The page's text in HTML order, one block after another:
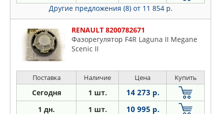
Другие предложения (8) от 11 854 р.
RENAULT 8200782671
Фазорегулятор F4R Laguna II Megane
Scenic II
Поставка Наличие Цена Купить
Сегодня 1 шт. 14 273 р.
1 дн. 1 шт. 10 995 р.